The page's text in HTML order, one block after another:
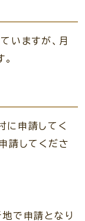
いますが、月
に申請してく
請してくださ
で申請となり